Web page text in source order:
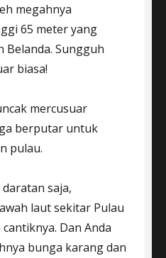
megahnya
65 meter yang
Belanda. Sungguh
biasa!
mercusuar
berputar untuk
pulau.
saja,
laut sekitar Pulau
Dan Anda
bunga karang dan